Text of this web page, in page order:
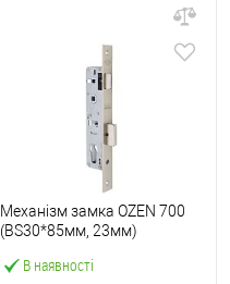
В наявності
Механізм замка OZEN 700
(BS30*85мм, 23мм)